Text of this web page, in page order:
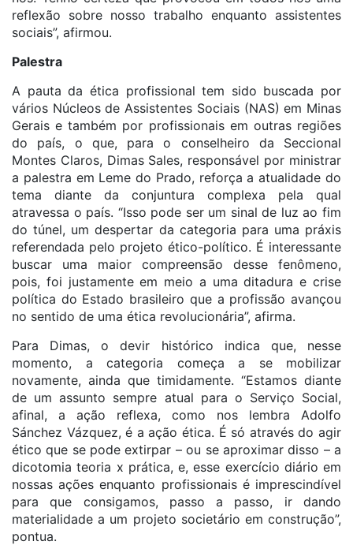
reflexão sobre nosso trabalho enquanto assistentes
sociais”, afirmou.
Palestra
A pauta da ética profissional tem sido buscada por
vários Núcleos de Assistentes Sociais (NAS) em Minas
Gerais e também por profissionais em outras regiões
do país, o que, para o conselheiro da Seccional
Montes Claros, Dimas Sales, responsável por ministrar
a palestra em Leme do Prado, reforça a atualidade do
tema diante da conjuntura complexa pela qual
atravessa o país. “Isso pode ser um sinal de luz ao fim
do túnel, um despertar da categoria para uma práxis
referendada pelo projeto ético-político. É interessante
buscar uma maior compreensão desse fenômeno,
pois, foi justamente em meio a uma ditadura e crise
política do Estado brasileiro que a profissão avançou
no sentido de uma ética revolucionária”, afirma.
Para Dimas, o devir histórico indica que, nesse
momento, a categoria começa a se mobilizar
novamente, ainda que timidamente. “Estamos diante
de um assunto sempre atual para o Serviço Social,
afinal, a ação reflexa, como nos lembra Adolfo
Sánchez Vázquez, é a ação ética. É só através do agir
ético que se pode extirpar – ou se aproximar disso – a
dicotomia teoria x prática, e, esse exercício diário em
nossas ações enquanto profissionais é imprescindível
para que consigamos, passo a passo, ir dando
materialidade a um projeto societário em construção”,
pontua.